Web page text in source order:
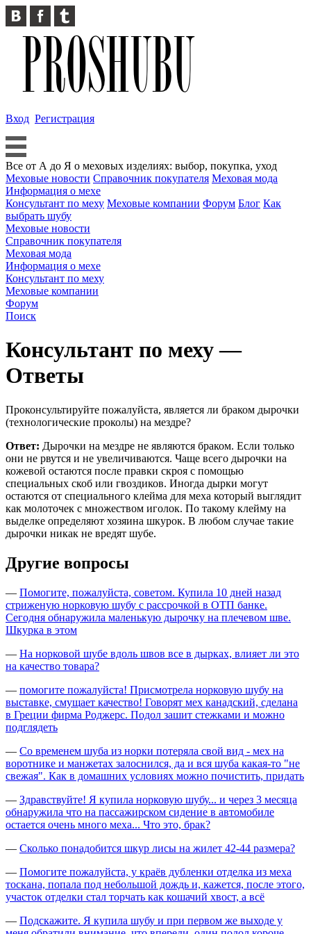
Вход Регистрация
Все от А до Я о меховых изделиях: выбор, покупка, уход
Меховые новости Справочник покупателя Меховая мода
Информация о мехе
Консультант по меху Меховые компании Форум Блог Как
выбрать шубу
Меховые новости
Справочник покупателя
Меховая мода
Информация о мехе
Консультант по меху
Меховые компании
Форум
Поиск
Консультант по меху —
Ответы
Проконсультируйте пожалуйста, является ли браком дырочки
(технологические проколы) на мездре?
Ответ: Дырочки на мездре не являются браком. Если только
они не рвутся и не увеличиваются. Чаще всего дырочки на
кожевой остаются после правки скроя с помощью
специальных скоб или гвоздиков. Иногда дырки могут
остаются от специального клейма для меха который выглядит
как молоточек с множеством иголок. По такому клейму на
выделке определяют хозяина шкурок. В любом случае такие
дырочки никак не вредят шубе.
Другие вопросы
— Помогите, пожалуйста, советом. Купила 10 дней назад
стриженую норковую шубу с рассрочкой в ОТП банке.
Сегодня обнаружила маленькую дырочку на плечевом шве.
Шкурка в этом
— На норковой шубе вдоль швов все в дырках, влияет ли это
на качество товара?
— помогите пожалуйста! Присмотрела норковую шубу на
выставке, смущает качество! Говорят мех канадский, сделана
в Греции фирма Роджерс. Подол зашит стежками и можно
подглядеть
— Со временем шуба из норки потеряла свой вид - мех на
воротнике и манжетах залоснился, да и вся шуба какая-то "не
свежая". Как в домашних условиях можно почистить, придать
— Здравствуйте! Я купила норковую шубу... и через 3 месяца
обнаружила что на пассажирском сидение в автомобиле
остается очень много меха... Что это, брак?
— Сколько понадобится шкур лисы на жилет 42-44 размера?
— Помогите пожалуйста, у краёв дубленки отделка из меха
тоскана, попала под небольшой дождь и, кажется, после этого,
участок отделки стал торчать как кошачий хвост, а всё
— Подскажите. Я купила шубу и при первом же выходе у